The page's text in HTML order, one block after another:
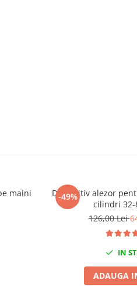
maini
-49%
Dispozitiv alezor
cilindri 32-
126,00 Lei
IN
ADAUGA